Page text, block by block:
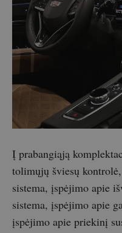
Į prabangiąją
tolimųjų šviesų
sistema, įspėjimo apie
sistema, įspėjimo apie
įspėjimo apie priekinį